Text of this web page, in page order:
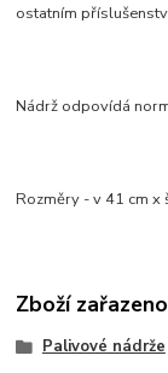
ostatním
Nádrž odpovídá
Rozměry - v 41 cm x
Zboží
Palivové nádrže